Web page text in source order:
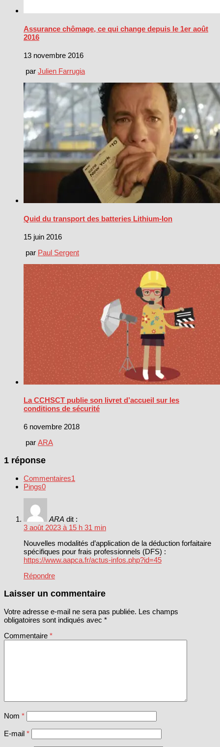
Assurance chômage, ce qui change depuis le 1er août
2016
13 novembre 2016
par Julien Farrugia
Quid du transport des batteries Lithium-Ion
15 juin 2016
par Paul Sergent
La CCHSCT publie son livret d’accueil sur les
conditions de sécurité
6 novembre 2018
par ARA
1 réponse
Commentaires1
Pings0
ARA dit :
3 août 2023 à 15 h 31 min
Nouvelles modalités d’application de la déduction forfaitaire
spécifiques pour frais professionnels (DFS) :
https://www.aapca.fr/actus-infos.php?id=45
Répondre
Laisser un commentaire
Votre adresse e-mail ne sera pas publiée. Les champs
obligatoires sont indiqués avec *
Commentaire *
Nom *
E-mail *